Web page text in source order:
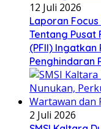
12 Juli 2026
Laporan Focus
Tentang Pusat
(PFII)
Penghindaran
2 Juli 2026